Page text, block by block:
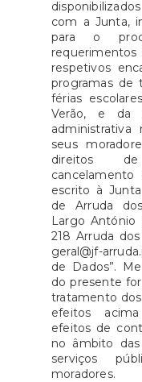
com a Junta,
para o
respetivos
programas de
férias
Verão, e da
seus
direitos de
cancelamento
escrito à
de Arruda
Largo António
218 Arruda
geral@jf-
de Dados”.
do presente
tratamento dos
efeitos
efeitos de
no âmbito
serviços
moradores.